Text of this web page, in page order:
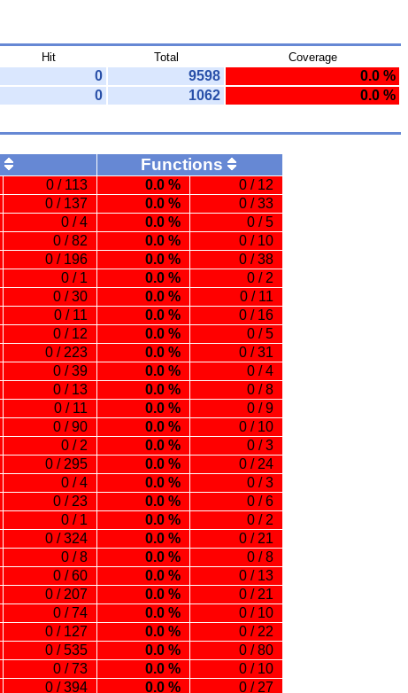
Hit Total Coverage
0 9598
0.0 %
0 1062
0.0 %
Functions
0 / 113 0.0 % 0 / 12
0 / 137 0.0 % 0 / 33
0 / 4 0.0 % 0 / 5
0 / 82 0.0 % 0 / 10
0 / 196 0.0 % 0 / 38
0 / 1 0.0 % 0 / 2
0 / 30 0.0 % 0 / 11
0 / 11 0.0 % 0 / 16
0 / 12 0.0 % 0 / 5
0 / 223 0.0 % 0 / 31
0 / 39 0.0 % 0 / 4
0 / 13 0.0 % 0 / 8
0 / 11 0.0 % 0 / 9
0 / 90 0.0 % 0 / 10
0 / 2 0.0 % 0 / 3
0 / 295 0.0 % 0 / 24
0 / 4 0.0 % 0 / 3
0 / 23 0.0 % 0 / 6
0 / 1 0.0 % 0 / 2
0 / 324 0.0 % 0 / 21
0 / 8 0.0 % 0 / 8
0 / 60 0.0 % 0 / 13
0 / 207 0.0 % 0 / 21
0 / 74 0.0 % 0 / 10
0 / 127 0.0 % 0 / 22
0 / 535 0.0 % 0 / 80
0 / 73 0.0 % 0 / 10
0 / 394 0.0 % 0 / 27